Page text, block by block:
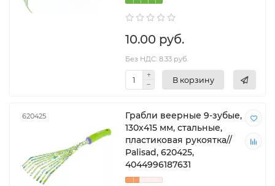
10.00 руб.
Без НДС: 8.33 руб.
В корзину
620425
Грабли веерные 9-зубые,
130х415 мм, стальные,
пластиковая рукоятка//
Palisad, 620425,
4044996187631